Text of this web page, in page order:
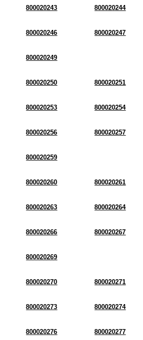
800020243 800020244
800020246 800020247
800020249
800020250 800020251
800020253 800020254
800020256 800020257
800020259
800020260 800020261
800020263 800020264
800020266 800020267
800020269
800020270 800020271
800020273 800020274
800020276 800020277